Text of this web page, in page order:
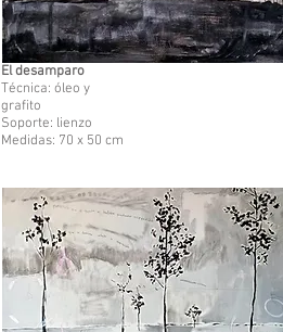
El desamparo
Técnica: óleo y
grafito
Soporte: lienzo
Medidas: 70 x 50 cm